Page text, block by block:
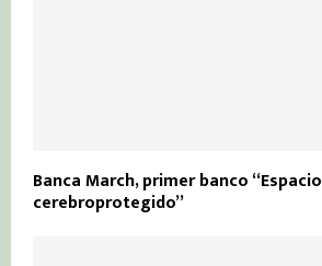
Banca March, primer banco “Espacio
cerebroprotegido”